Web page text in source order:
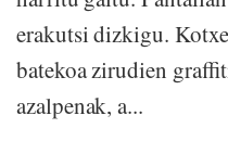
erakutsi dizkigu.
batekoa zirudien
azalpenak, a...